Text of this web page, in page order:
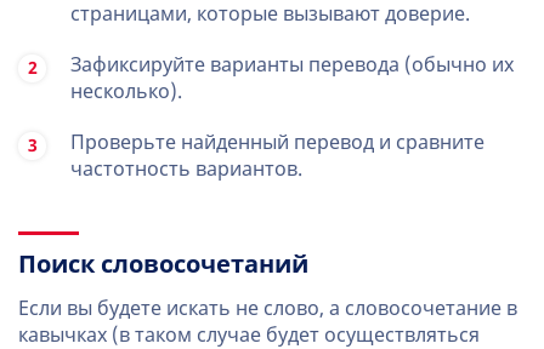
страницами, которые вызывают доверие.
Зафиксируйте варианты перевода (обычно их
несколько).
Проверьте найденный перевод и сравните
частотность вариантов.
Поиск словосочетаний
Если вы будете искать не слово, а словосочетание в
кавычках (в таком случае будет осуществляться